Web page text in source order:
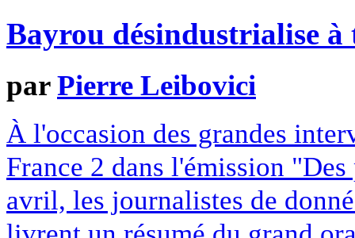
Bayrou désindustrialise à
parPierre Leibovici
À l'occasion des grandes
France 2 dans l'émission
avril, les journalistes de